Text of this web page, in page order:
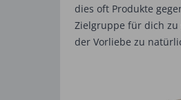
dies oft Produkte
Zielgruppe für dich
der Vorliebe zu